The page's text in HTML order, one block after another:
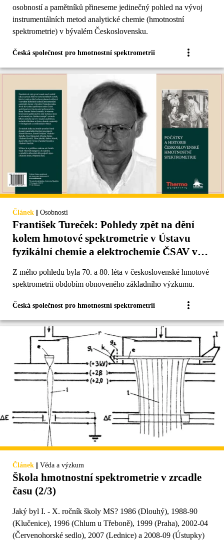
osobností a pamětníků přineseme jedinečný pohled na vývoj
instrumentálních metod analytické chemie (hmotnostní
spektrometrie) v bývalém Československu.
Česká společnost pro hmotnostní spektrometrii
Článek | Osobnosti
František Tureček: Pohledy zpět na dění
kolem hmotové spektrometrie v Ústavu
fyzikální chemie a elektrochemie ČSAV v
Z mého pohledu byla 70. a 80. léta v československé hmotové
spektrometrii obdobím obnoveného základního výzkumu.
Česká společnost pro hmotnostní spektrometrii
Článek | Věda a výzkum
Škola hmotnostní spektrometrie v zrcadle
času (2/3)
Jaký byl I. - X. ročník školy MS? 1986 (Dlouhý), 1988-90
(Klučenice), 1996 (Chlum u Třeboně), 1999 (Praha), 2002-04
(Červenohorské sedlo), 2007 (Lednice) a 2008-09 (Ústupky)